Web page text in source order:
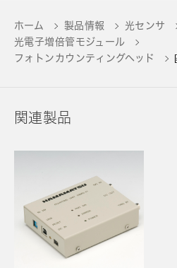
ホーム 製品情報 光センサ
光電子増倍管モジュール
フォトンカウンティングヘッド
関連製品